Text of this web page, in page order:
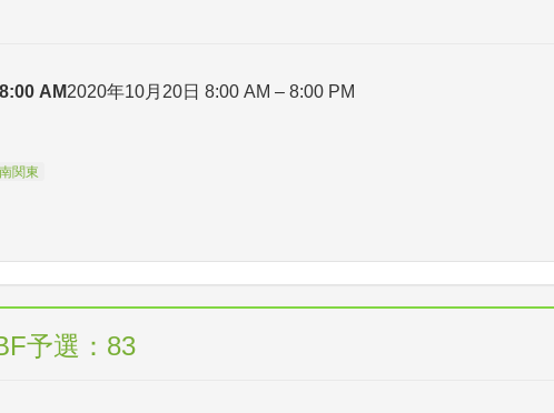
AM2020年10月20日 8:00 AM – 8:00 PM
南関東
予選：83